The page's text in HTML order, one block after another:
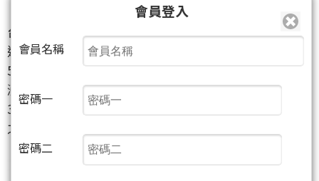
【台積電創高後收平，聯發科、鴻海接棒撐盤】
台積電
（2330）盤中一度攻上2,415元新天價，但尾盤
遭摜壓，終場收在平盤2,355元。聯發科
5.68%，收4,555元，盤中續創高，鴻海（2317）也上
漲1.56%，收293.5元。廣達（2382）強攻漲停，收
372.5元，成為AI硬體與AI PC題材下最醒目的權值焦點
之一。
會員登入
會員名稱
密碼一
密碼二